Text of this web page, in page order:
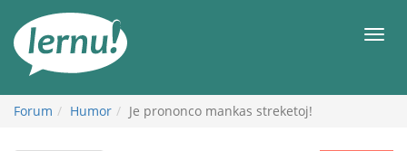
innholdet
Meny
Forum Humor Je prononco mankas streketoj!